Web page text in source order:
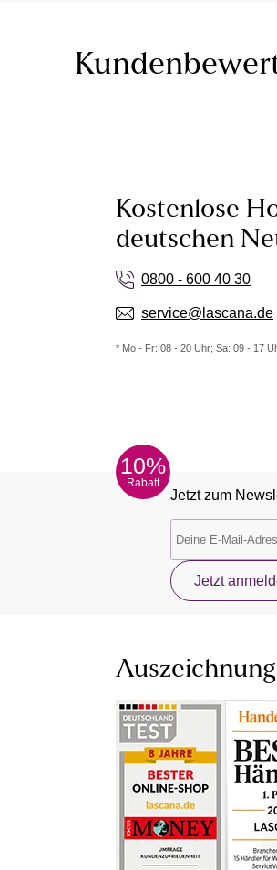
Kostenlose
deutschen
0800 - 600 40 30
service@lascana.de
* Mo - Fr: 08 - 20 Uhr; Sa: 09 - 17
10%
Rabatt
Jetzt zum
Jetzt